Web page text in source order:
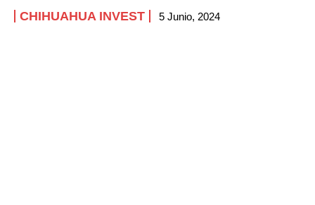
CHIHUAHUA INVEST 5 Junio, 2024